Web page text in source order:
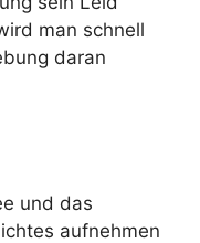
man schnell
daran
und das
aufnehmen